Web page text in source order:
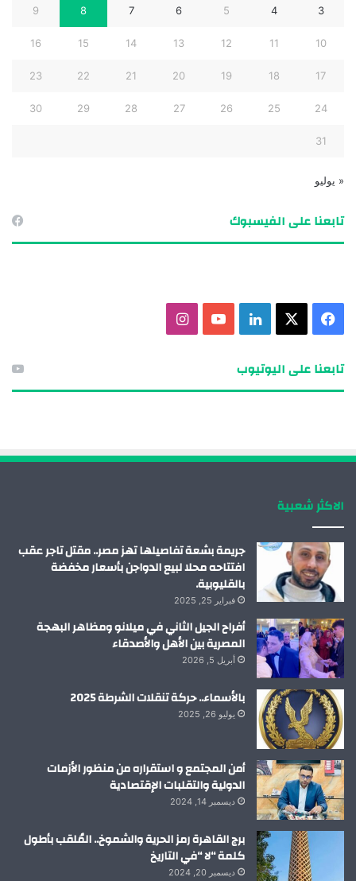
3
4
5
6
7
8
9
10
11
12
13
14
15
16
17
18
19
20
21
22
23
24
25
26
27
28
29
30
31
« يوليو
تابعنا على الفيسبوك
م
تابعنا على اليوتيوب
الاكثر شعبية
جريمة بشعة تفاصيلها تهز مصر.. مقتل تاجر عقب
افتتاحه محلا لبيع الدواجن بأسعار مخفضة
بالقليوبية.
فبراير 25, 2025
أفراح الجيل الثاني في ميلانو ومظاهر البهجة
المصرية بين الأهل والأصدقاء
أبريل 5, 2026
بالأسماء.. حركة تنقلات الشرطة 2025
يوليو 26, 2025
أمن المجتمع و استقراره من منظور الأزمات
الدولية والتقلبات الإقتصادية
ديسمبر 14, 2024
برج القاهرة رمز الحرية والشموخ.. المُلقب بأطول
كلمة “لا “في التاريخ
ديسمبر 20, 2024